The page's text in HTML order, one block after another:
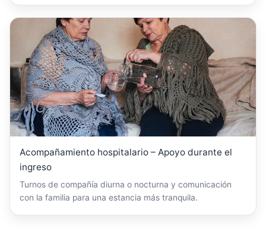
Acompañamiento hospitalario – Apoyo durante el
ingreso
Turnos de compañía diurna o nocturna y comunicación
con la familia para una estancia más tranquila.